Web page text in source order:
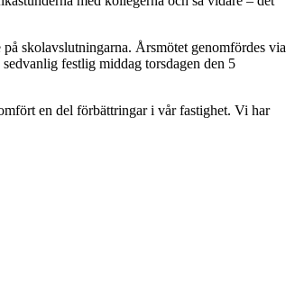
skolavslutningarna. Årsmötet genomfördes via
festlig middag torsdagen den 5
en del förbättringar i vår fastighet. Vi har